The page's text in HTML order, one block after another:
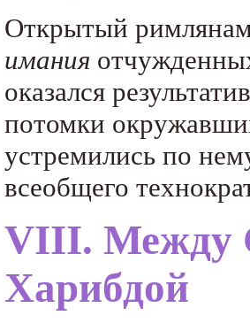
Открытый
имания
оказался
потомки
устремились по
всеобщего
VIII. Между
Харибдой